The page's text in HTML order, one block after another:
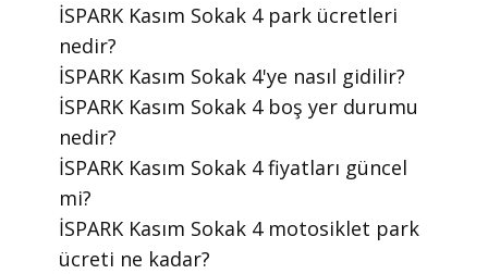
​İSPARK Kasım Sokak 4 park ücretleri
nedir?
​İSPARK Kasım Sokak 4'ye nasıl gidilir?
​İSPARK Kasım Sokak 4 boş yer durumu
nedir?
​İSPARK Kasım Sokak 4 fiyatları güncel
mi?
​İSPARK Kasım Sokak 4 motosiklet park
ücreti ne kadar?